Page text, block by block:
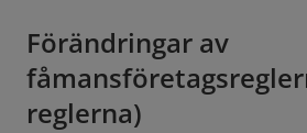
Förändringar av
reglerna)